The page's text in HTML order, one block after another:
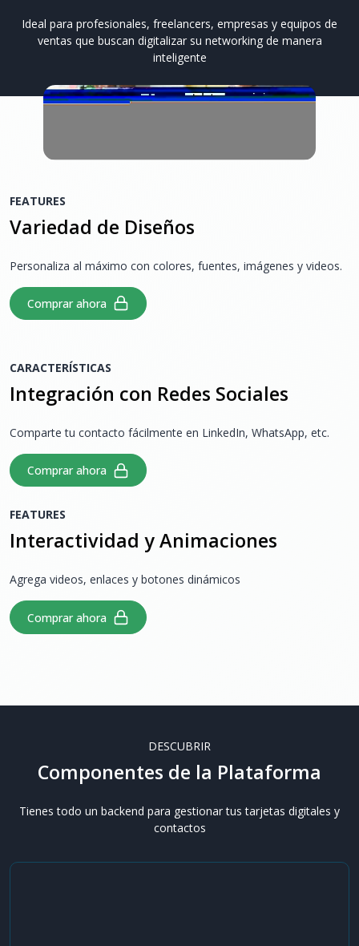
Ideal para profesionales, freelancers, empresas y equipos de
ventas que buscan digitalizar su networking de manera
inteligente
FEATURES
Variedad de Diseños
Personaliza al máximo con colores, fuentes, imágenes y videos.
Comprar ahora
CARACTERÍSTICAS
Integración con Redes Sociales
Comparte tu contacto fácilmente en LinkedIn, WhatsApp, etc.
Comprar ahora
FEATURES
Interactividad y Animaciones
Agrega videos, enlaces y botones dinámicos
Comprar ahora
DESCUBRIR
Componentes de la Plataforma
Tienes todo un backend para gestionar tus tarjetas digitales y
contactos